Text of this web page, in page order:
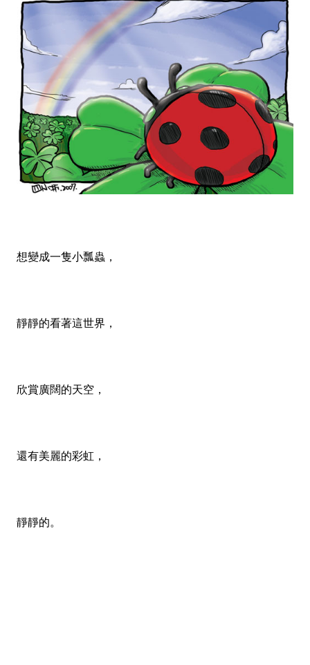
想變成一隻小瓢蟲，
靜靜的看著這世界，
欣賞廣闊的天空，
還有美麗的彩虹，
靜靜的。